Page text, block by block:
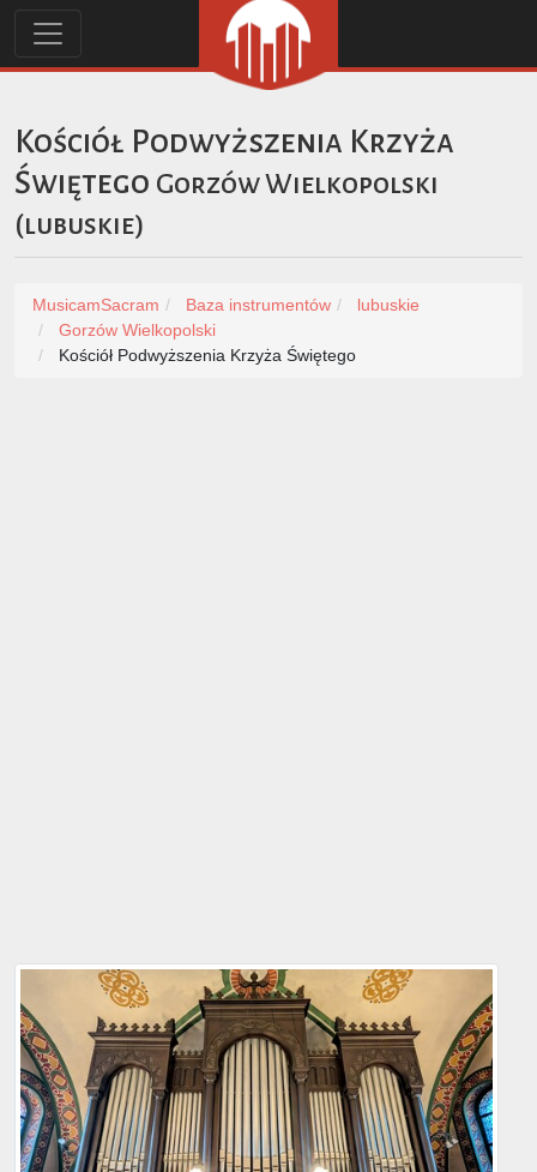
Kościół Podwyższenia Krzyża
Świętego Gorzów Wielkopolski
(lubuskie)
MusicamSacram Baza instrumentów
lubuskie
Gorzów Wielkopolski
Kościół Podwyższenia Krzyża Świętego